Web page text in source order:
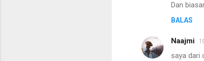
Dan
BALAS
Naajmi
saya dari